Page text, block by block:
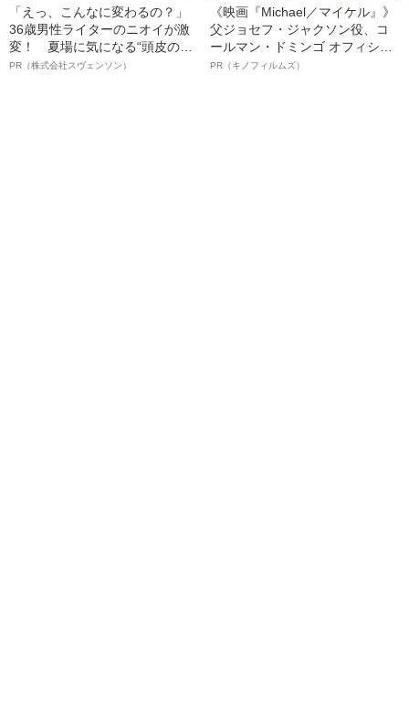
「えっ、こんなに変わるの？」
36歳男性ライターのニオイが激
変！ 夏場に気になる“頭皮のニ
オイ”や“ベタつき”を解消す
PR（株式会社スヴェンソン）
《映画『Michael／マイケル』》
父ジョセフ・ジャクソン役、コ
ールマン・ドミンゴ オフィシャ
ルインタビュー“観客を魅了した
PR（キノフィルムズ）